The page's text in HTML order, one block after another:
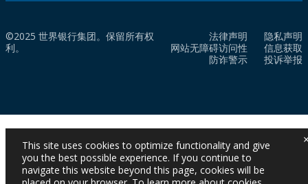
©2025 世界银行集团。保留所有权
利。
法律声明
隐私声明
网站无障碍访问性
信息获取
防诈警示
投诉举报
This site uses cookies to optimize functionality and give
you the best possible experience. If you continue to
navigate this website beyond this page, cookies will be